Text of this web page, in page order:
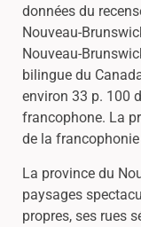
données du
Nouveau-
Nouveau-
bilingue du
environ 33 p. 100
francophone. La
de la
La province du
paysages
propres, ses rues